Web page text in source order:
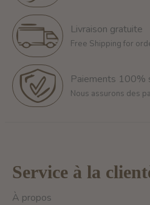
Livraison gratuite
Free Shipping for
Paiements 100%
Nous assurons des
Service à la
À propos